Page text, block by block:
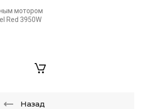
мотором
Red 3950W
Назад